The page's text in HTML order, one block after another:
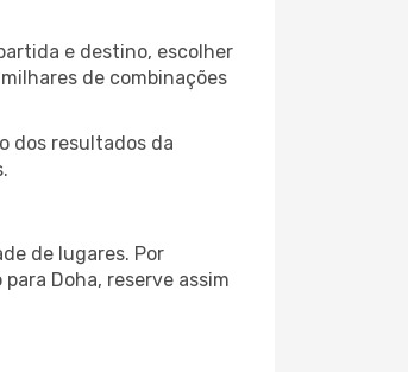
e destino, escolher
de combinações
dos resultados da
de lugares. Por
Doha, reserve assim